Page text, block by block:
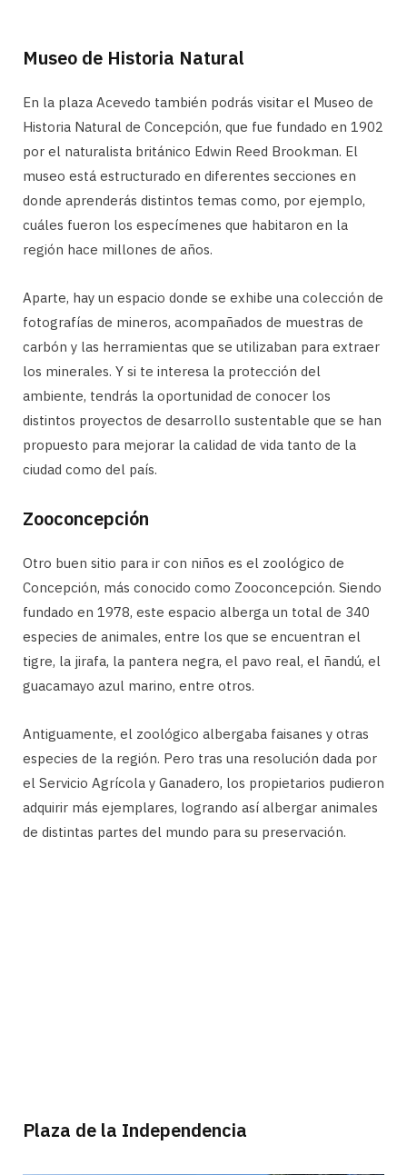
Museo de Historia Natural
En la plaza Acevedo también podrás visitar el Museo de
Historia Natural de Concepción, que fue fundado en 1902
por el naturalista británico Edwin Reed Brookman. El
museo está estructurado en diferentes secciones en
donde aprenderás distintos temas como, por ejemplo,
cuáles fueron los especímenes que habitaron en la
región hace millones de años.
Aparte, hay un espacio donde se exhibe una colección de
fotografías de mineros, acompañados de muestras de
carbón y las herramientas que se utilizaban para extraer
los minerales. Y si te interesa la protección del
ambiente, tendrás la oportunidad de conocer los
distintos proyectos de desarrollo sustentable que se han
propuesto para mejorar la calidad de vida tanto de la
ciudad como del país.
Zooconcepción
Otro buen sitio para ir con niños es el zoológico de
Concepción, más conocido como Zooconcepción. Siendo
fundado en 1978, este espacio alberga un total de 340
especies de animales, entre los que se encuentran el
tigre, la jirafa, la pantera negra, el pavo real, el ñandú, el
guacamayo azul marino, entre otros.
Antiguamente, el zoológico albergaba faisanes y otras
especies de la región. Pero tras una resolución dada por
el Servicio Agrícola y Ganadero, los propietarios pudieron
adquirir más ejemplares, logrando así albergar animales
de distintas partes del mundo para su preservación.
Plaza de la Independencia